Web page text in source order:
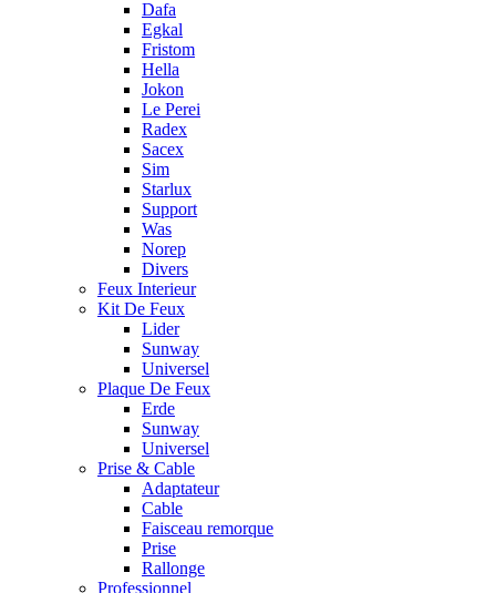
Dafa
Egkal
Fristom
Hella
Jokon
Le Perei
Radex
Sacex
Sim
Starlux
Support
Was
Norep
Divers
Feux Interieur
Kit De Feux
Lider
Sunway
Universel
Plaque De Feux
Erde
Sunway
Universel
Prise & Cable
Adaptateur
Cable
Faisceau remorque
Prise
Rallonge
Professionnel